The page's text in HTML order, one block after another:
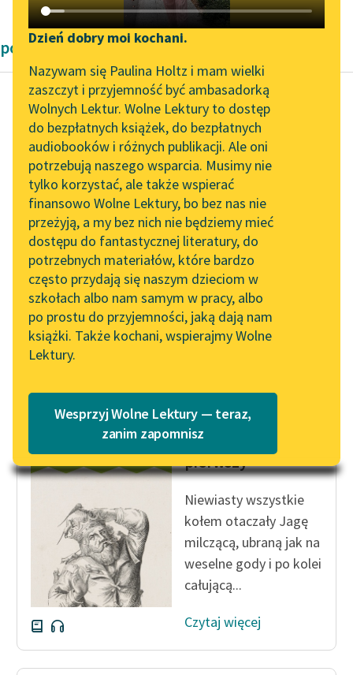
Katalog DAISY
Podkasty o książkach
Zgłoś brak utworu
Aktualności
Zapraszamy na spotkanie
online z tłumaczkami
literatury skandynawskiej
Spotkanie z Katarzyną
Tunkiel w Oslo
Wolne Lektury na 32.
Pol’and’Rock Festivalu
„Kochanek Lady
Chatterley” do słuchania
na Wolnych Lekturach
Nowy audiobook –
„Marzenie o Oriencie”
Lektury szkolne i klasyka
uczennic i uczniów z
niepełnosprawnościami
E-kolekcja lektur
szkolnych i literatury do
słuchania dla uczennic i
niepełnosprawnościami
Feministyczne inspiracje.
Narzędzia
Mapa Wolnych Lektur
Leśmianator
Przewodnik dla piszących i
czytających
API
OAI-PMH
Widget Wolnych Lektur
Przypisy
Katalog w formacie PDF
Dzień dobry moi kochani.
Nazywam się Paulina Holtz i mam wielki
zaszczyt i przyjemność być ambasadorką
Wolnych Lektur. Wolne Lektury to dostęp
do bezpłatnych książek, do bezpłatnych
audiobooków i różnych publikacji. Ale oni
potrzebują naszego wsparcia. Musimy nie
tylko korzystać, ale także wspierać
finansowo Wolne Lektury, bo bez nas nie
przeżyją, a my bez nich nie będziemy mieć
dostępu do fantastycznej literatury, do
potrzebnych materiałów, które bardzo
często przydają się naszym dzieciom w
szkołach albo nam samym w pracy, albo
po prostu do przyjemności, jaką dają nam
książki. Także kochani, wspierajmy Wolne
Lektury.
Wesprzyj Wolne Lektury — teraz,
zanim zapomnisz
powieści Pozytywizm Józef Ignacy Kraszewski
Józef Ignacy Kraszewski
Stara baśń, tom
pierwszy
Wanda została jedyna,
która bogom
ślubowała. Ona będzie
nam królową. „Jak
mam być królową
waszą...
Józef Ignacy Kraszewski
Stara baśń, tom
pierwszy
Niewiasty wszystkie
kołem otaczały Jagę
milczącą, ubraną jak na
weselne gody i po kolei
całującą...
Czytaj więcej